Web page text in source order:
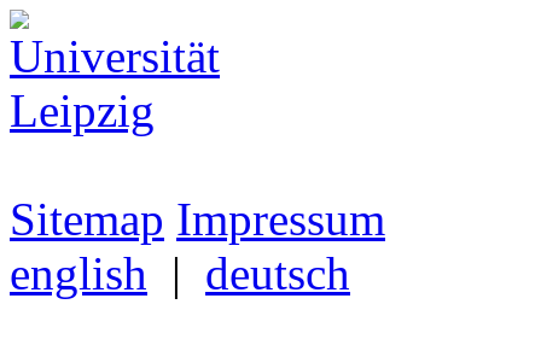
Sitemap Impressum
english | deutsch